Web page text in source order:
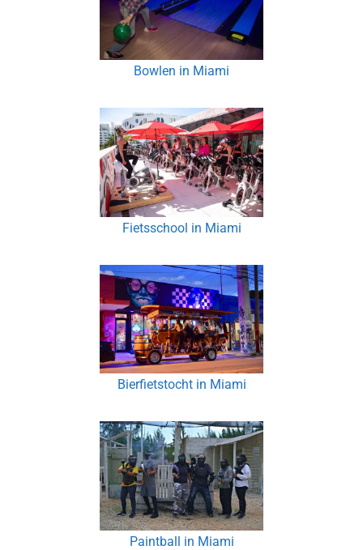
Bowlen in Miami
Fietsschool in Miami
Bierfietstocht in Miami
Paintball in Miami